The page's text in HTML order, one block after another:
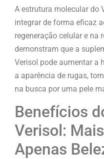
A estrutura molecular do
integrar de forma eficaz
regeneração celular e na
demonstram que a
Verisol pode aumentar a
a aparência de rugas,
na busca por uma pele
Benefícios
Verisol:
Apenas